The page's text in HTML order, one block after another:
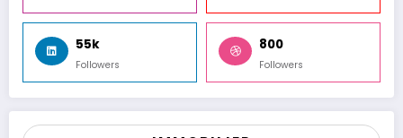
55k
Followers
800
Followers